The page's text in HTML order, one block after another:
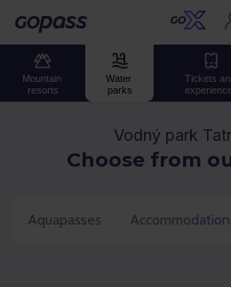
Gopass
Mountain
resorts
Water
parks
Tickets
Vodný park
Choose from
Aquapasses Accommodation